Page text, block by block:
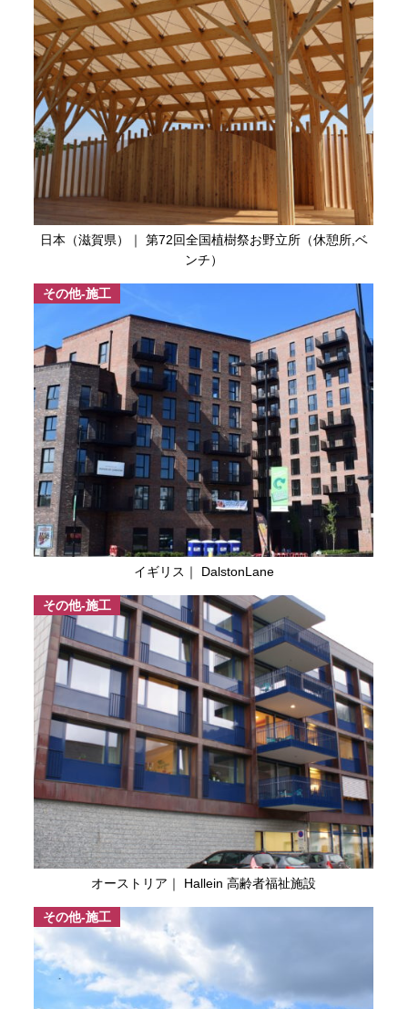
日本（滋賀県）｜ 第72回全国植樹祭お野立所（休憩所,ベ
ンチ）
その他-施工
イギリス｜ DalstonLane
その他-施工
オーストリア｜ Hallein 高齢者福祉施設
その他-施工